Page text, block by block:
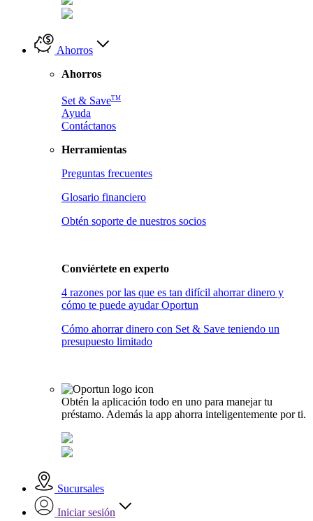
Ahorros
Ahorros
Set & SaveTM
Ayuda
Contáctanos
Herramientas
Preguntas frecuentes
Glosario financiero
Obtén soporte de nuestros socios
Conviértete en experto
4 razones por las que es tan difícil ahorrar dinero y
cómo te puede ayudar Oportun
Cómo ahorrar dinero con Set & Save teniendo un
presupuesto limitado
Obtén la aplicación todo en uno para manejar tu
préstamo. Además la app ahorra inteligentemente por ti.
Sucursales
Iniciar sesión